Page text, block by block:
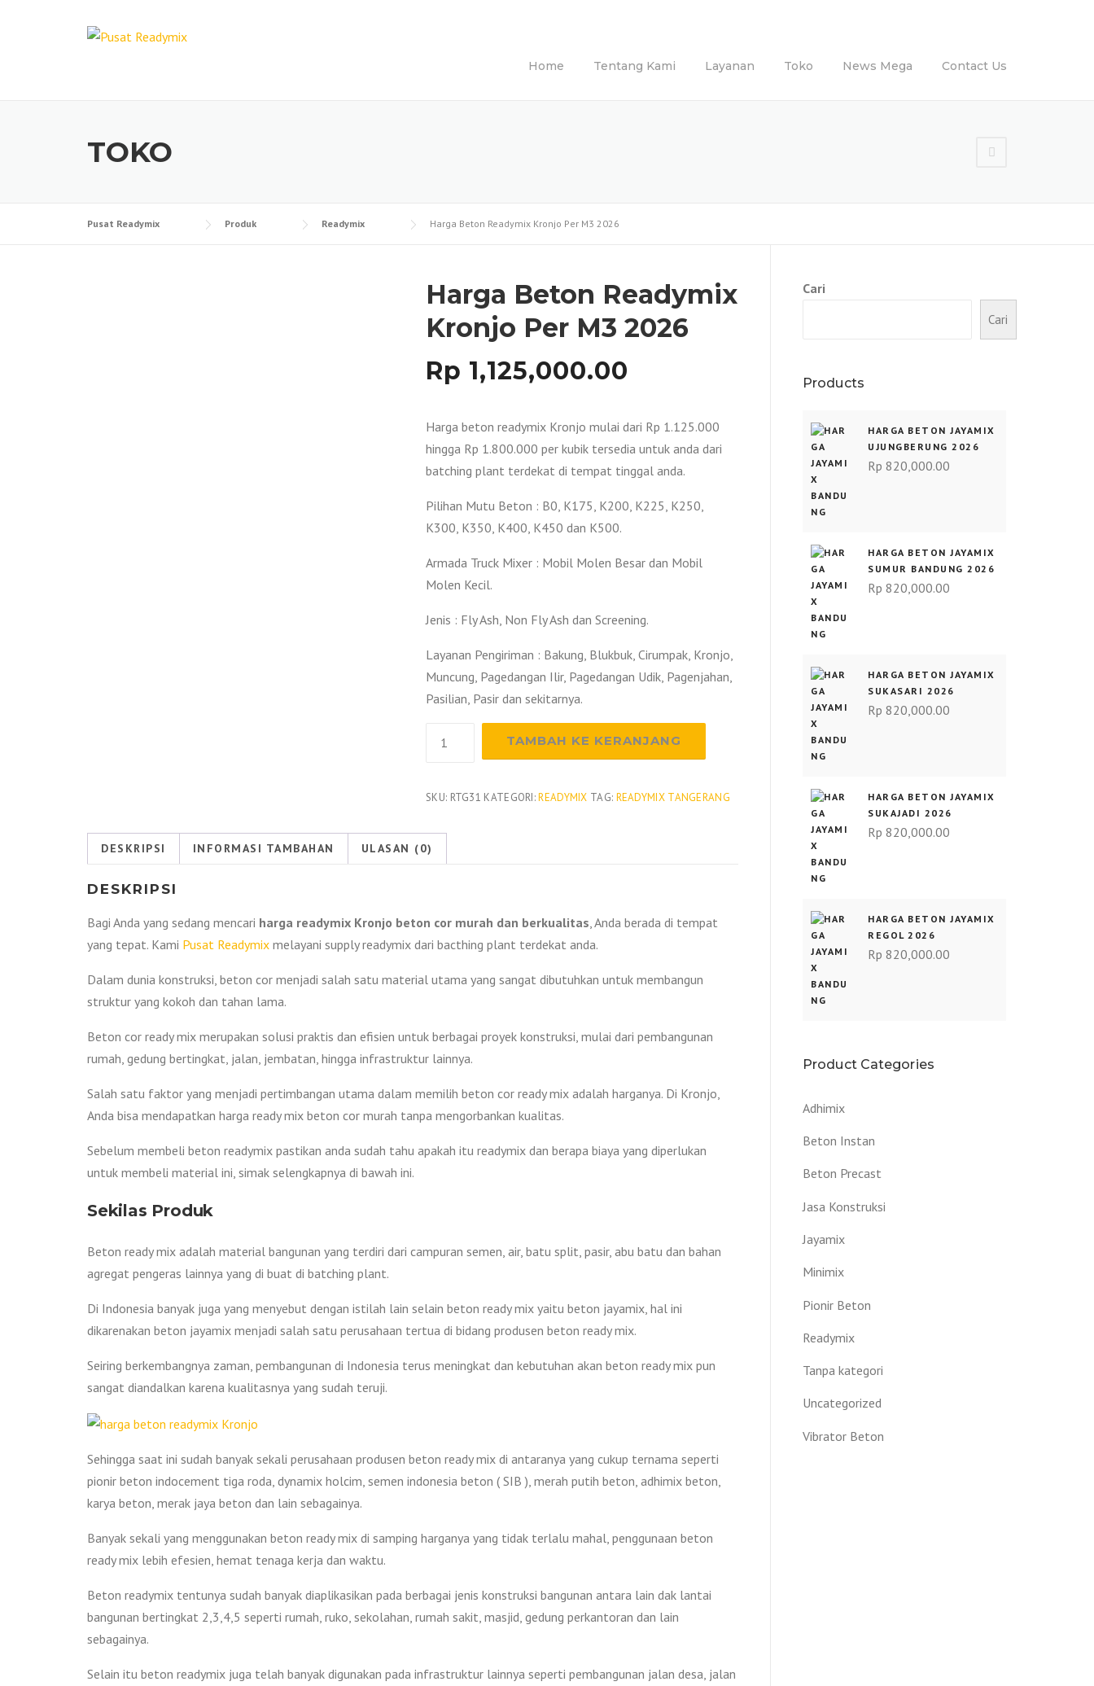
Home Tentang Kami Layanan Toko News Mega Contact Us
TOKO
Pusat Readymix Produk Readymix Harga Beton Readymix Kronjo Per M3 2026
Harga Beton Readymix
Kronjo Per M3 2026
Rp 1,125,000.00
Harga beton readymix Kronjo mulai dari Rp 1.125.000
hingga Rp 1.800.000 per kubik tersedia untuk anda dari
batching plant terdekat di tempat tinggal anda.
Pilihan Mutu Beton : B0, K175, K200, K225, K250,
K300, K350, K400, K450 dan K500.
Armada Truck Mixer : Mobil Molen Besar dan Mobil
Molen Kecil.
Jenis : Fly Ash, Non Fly Ash dan Screening.
Layanan Pengiriman : Bakung, Blukbuk, Cirumpak, Kronjo,
Muncung, Pagedangan Ilir, Pagedangan Udik, Pagenjahan,
Pasilian, Pasir dan sekitarnya.
Readymix
Per
TAMBAH KE KERANJANG
SKU: RTG31 KATEGORI:READYMIX TAG: READYMIX TANGERANG
DESKRIPSI INFORMASI TAMBAHAN ULASAN (0)
DESKRIPSI
Bagi Anda yang sedang mencari harga readymix Kronjo beton cor murah dan berkualitas, Anda berada di tempat
yang tepat. Kami Pusat Readymix melayani supply readymix dari bacthing plant terdekat anda.
Dalam dunia konstruksi, beton cor menjadi salah satu material utama yang sangat dibutuhkan untuk membangun
struktur yang kokoh dan tahan lama.
Beton cor ready mix merupakan solusi praktis dan efisien untuk berbagai proyek konstruksi, mulai dari pembangunan
rumah, gedung bertingkat, jalan, jembatan, hingga infrastruktur lainnya.
Salah satu faktor yang menjadi pertimbangan utama dalam memilih beton cor ready mix adalah harganya. Di Kronjo,
Anda bisa mendapatkan harga ready mix beton cor murah tanpa mengorbankan kualitas.
Sebelum membeli beton readymix pastikan anda sudah tahu apakah itu readymix dan berapa biaya yang diperlukan
untuk membeli material ini, simak selengkapnya di bawah ini.
Sekilas Produk
Beton ready mix adalah material bangunan yang terdiri dari campuran semen, air, batu split, pasir, abu batu dan bahan
agregat pengeras lainnya yang di buat di batching plant.
Di Indonesia banyak juga yang menyebut dengan istilah lain selain beton ready mix yaitu beton jayamix, hal ini
dikarenakan beton jayamix menjadi salah satu perusahaan tertua di bidang produsen beton ready mix.
Seiring berkembangnya zaman, pembangunan di Indonesia terus meningkat dan kebutuhan akan beton ready mix pun
sangat diandalkan karena kualitasnya yang sudah teruji.
Sehingga saat ini sudah banyak sekali perusahaan produsen beton ready mix di antaranya yang cukup ternama seperti
pionir beton indocement tiga roda, dynamix holcim, semen indonesia beton ( SIB ), merah putih beton, adhimix beton,
karya beton, merak jaya beton dan lain sebagainya.
Banyak sekali yang menggunakan beton ready mix di samping harganya yang tidak terlalu mahal, penggunaan beton
ready mix lebih efesien, hemat tenaga kerja dan waktu.
Beton readymix tentunya sudah banyak diaplikasikan pada berbagai jenis konstruksi bangunan antara lain dak lantai
bangunan bertingkat 2,3,4,5 seperti rumah, ruko, sekolahan, rumah sakit, masjid, gedung perkantoran dan lain
sebagainya.
Selain itu beton readymix juga telah banyak digunakan pada infrastruktur lainnya seperti pembangunan jalan desa, jalan
Cari
Cari
Products
HARGA BETON JAYAMIX
UJUNGBERUNG 2026
Rp 820,000.00
HARGA BETON JAYAMIX
SUMUR BANDUNG 2026
Rp 820,000.00
HARGA BETON JAYAMIX
SUKASARI 2026
Rp 820,000.00
HARGA BETON JAYAMIX
SUKAJADI 2026
Rp 820,000.00
HARGA BETON JAYAMIX
REGOL 2026
Rp 820,000.00
Product Categories
Adhimix
Beton Instan
Beton Precast
Jasa Konstruksi
Jayamix
Minimix
Pionir Beton
Readymix
Tanpa kategori
Uncategorized
Vibrator Beton